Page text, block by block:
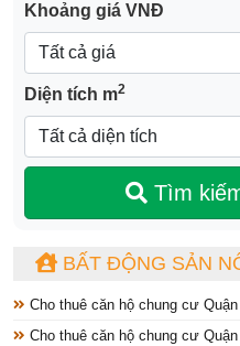
Khoảng giá VNĐ
Diện tích m2
Tìm
BẤT ĐỘNG SẢN
Cho thuê căn hộ chung cư
Cho thuê căn hộ chung cư